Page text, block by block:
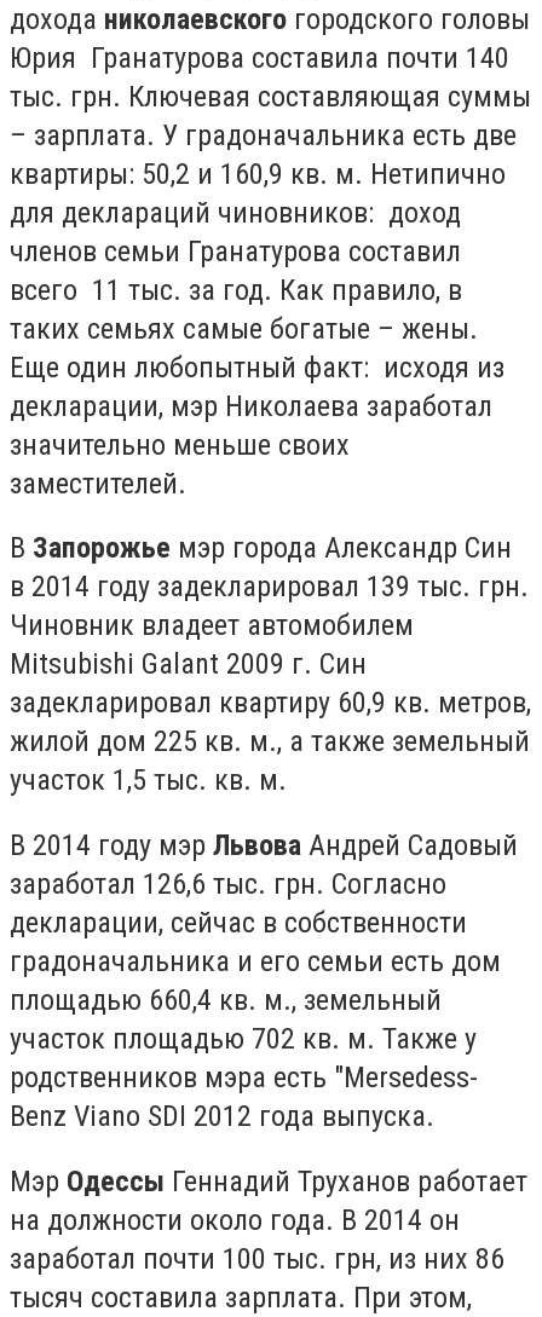
дохода николаевского городского головы
Юрия Гранатурова составила почти 140
тыс. грн. Ключевая составляющая суммы
– зарплата. У градоначальника есть две
квартиры: 50,2 и 160,9 кв. м. Нетипично
для деклараций чиновников: доход
членов семьи Гранатурова составил
всего 11 тыс. за год. Как правило, в
таких семьях самые богатые – жены.
Еще один любопытный факт: исходя из
декларации, мэр Николаева заработал
значительно меньше своих
заместителей.
В Запорожье мэр города Александр Син
в 2014 году задекларировал 139 тыс. грн.
Чиновник владеет автомобилем
Mitsubishi Galant 2009 г. Син
задекларировал квартиру 60,9 кв. метров,
жилой дом 225 кв. м., а также земельный
участок 1,5 тыс. кв. м.
В 2014 году мэр Львова Андрей Садовый
заработал 126,6 тыс. грн. Согласно
декларации, сейчас в собственности
градоначальника и его семьи есть дом
площадью 660,4 кв. м., земельный
участок площадью 702 кв. м. Также у
родственников мэра есть "Mersedess-
Benz Viano SDI 2012 года выпуска.
Мэр Одессы Геннадий Труханов работает
на должности около года. В 2014 он
заработал почти 100 тыс. грн, из них 86
тысяч составила зарплата. При этом,